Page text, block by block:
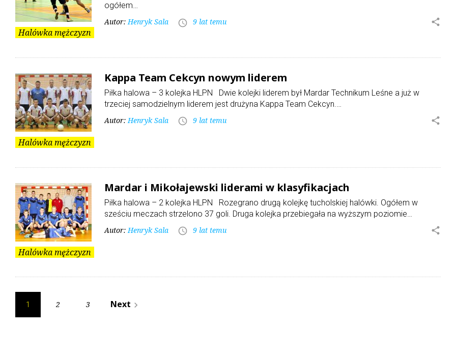
Halówka mężczyzn
ogółem…
Autor:Henryk Sala access_time 9 lat temu share
Halówka mężczyzn
Kappa Team Cekcyn nowym liderem
Piłka halowa – 3 kolejka HLPN Dwie kolejki liderem był Mardar Technikum Leśne a już w
trzeciej samodzielnym liderem jest drużyna Kappa Team Cekcyn.…
Autor:Henryk Sala access_time 9 lat temu share
Halówka mężczyzn
Mardar i Mikołajewski liderami w klasyfikacjach
Piłka halowa – 2 kolejka HLPN Rozegrano drugą kolejkę tucholskiej halówki. Ogółem w
sześciu meczach strzelono 37 goli. Druga kolejka przebiegała na wyższym poziomie…
Autor: Henryk Sala access_time 9 lat temu share
Stronicowanie
wpisów
1 2 3 Next navigate_next